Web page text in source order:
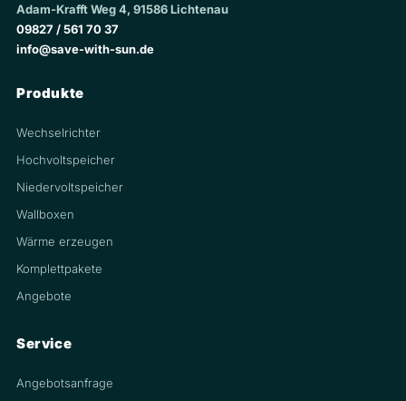
Adam-Krafft Weg 4, 91586 Lichtenau
09827 / 561 70 37
info@save-with-sun.de
Produkte
Wechselrichter
Hochvoltspeicher
Niedervoltspeicher
Wallboxen
Wärme erzeugen
Komplettpakete
Angebote
Service
Angebotsanfrage